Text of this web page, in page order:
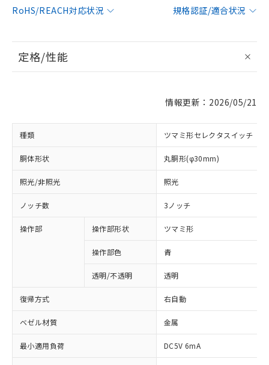
RoHS/REACH対応状況
規格認証/適合状況
定格/性能
情報更新：2026/05/21
種類 ツマミ形セレクタスイッチ
胴体形状 丸胴形(φ30mm)
照光/非照光 照光
ノッチ数 3ノッチ
操作部 操作部形状 ツマミ形
操作部色 青
透明/不透明 透明
復帰方式 右自動
ベゼル材質 金属
最小適用負荷 DC5V 6mA